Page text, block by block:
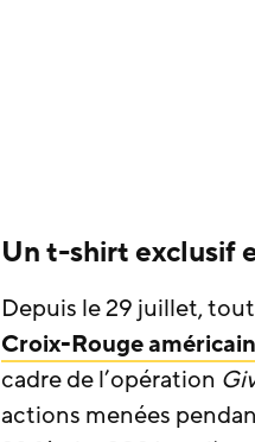
Un t-shirt exclusif
Depuis le 29 juillet,
Croix-Rouge
cadre de l’opération
actions menées